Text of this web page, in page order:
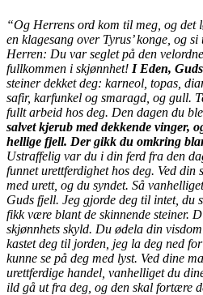
“Og Herrens ord kom til meg, og det
en klagesang over Tyrus’ konge, og
Herren: Du var seglet på den
fullkommen i skjønnhet! I Eden,
steiner dekket deg: karneol, topas,
safir, karfunkel og smaragd, og gull.
fullt arbeid hos deg. Den dagen du
salvet kjerub med dekkende vinger,
hellige fjell. Der gikk du omkring
Ustraffelig var du i din ferd fra den
funnet urettferdighet hos deg. Ved
med urett, og du syndet. Så
Guds fjell. Jeg gjorde deg til intet, du
fikk være blant de skinnende steiner.
skjønnhets skyld. Du ødela din
kastet deg til jorden, jeg la deg ned
kunne se på deg med lyst. Ved dine
urettferdige handel, vanhelliget du
ild gå ut fra deg, og den skal fortære